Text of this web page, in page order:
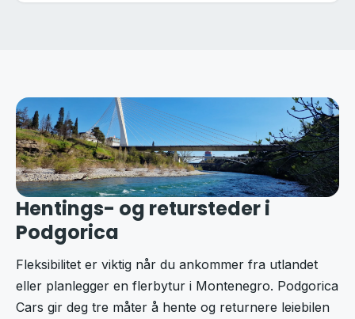
Hentings- og retursteder i
Podgorica
Fleksibilitet er viktig når du ankommer fra utlandet
eller planlegger en flerbytur i Montenegro. Podgorica
Cars gir deg tre måter å hente og returnere leiebilen